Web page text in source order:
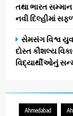
તથા ભારત
નવી દિલ્હીમાં
સેમસંગ વિશ્વ
દોસ્ત કૌશલ્ય
વિદ્યાર્થીઓનું
Ahmedabad